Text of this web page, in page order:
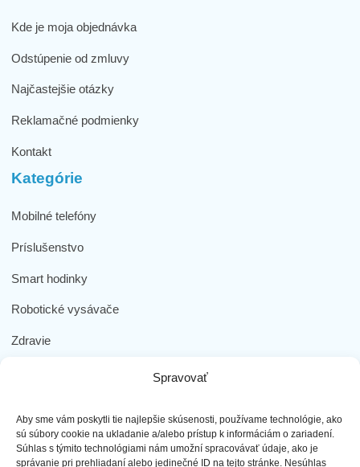
Spravovať
Aby sme vám poskytli tie najlepšie skúsenosti, používame technológie, ako
sú súbory cookie na ukladanie a/alebo prístup k informáciám o zariadení.
Súhlas s týmito technológiami nám umožní spracovávať údaje, ako je
správanie pri prehliadaní alebo jedinečné ID na tejto stránke. Nesúhlas
Kde je moja objednávka
Odstúpenie od zmluvy
Najčastejšie otázky
Reklamačné podmienky
Kontakt
Kategórie
Mobilné telefóny
Príslušenstvo
Smart hodinky
Robotické vysávače
Zdravie
Dôležité odkazy